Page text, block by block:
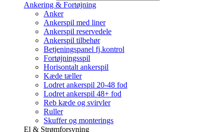
Ankering & Fortøjning
Anker
Ankerspil med liner
Ankerspil reservedele
Ankerspil tilbehør
Betjeningspanel fj.kontrol
Fortøjningsspil
Horisontalt ankerspil
Kæde tæller
Lodret ankerspil 20-48 fod
Lodret ankerspil 48+ fod
Reb kæde og svirvler
Ruller
Skuffer og monterings
El & Strømforsyning